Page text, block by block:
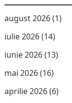
august 2026(1)
iulie 2026(14)
iunie 2026(13)
mai 2026(16)
aprilie 2026(6)